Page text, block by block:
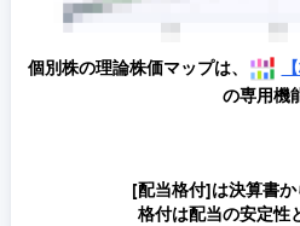
個別株の理論株価マップは、
の専用機
[配当格付]は決算書か
格付は配当の安定性